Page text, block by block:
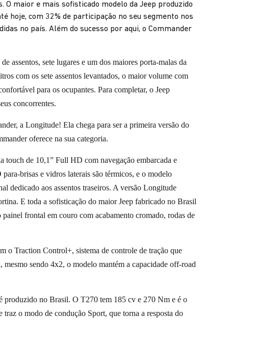
O maior e mais sofisticado modelo da Jeep produzido
hoje, com 32% de participação no seu segmento nos
no país. Além do sucesso por aqui, o Commander
assentos, sete lugares e um dos maiores porta-malas da
com os sete assentos levantados, o maior volume com
para os ocupantes. Para completar, o Jeep
concorrentes.
a Longitude! Ela chega para ser a primeira versão do
oferece na sua categoria.
de 10,1” Full HD com navegação embarcada e
brisas e vidros laterais são térmicos, e o modelo
dedicado aos assentos traseiros. A versão Longitude
E toda a sofisticação do maior Jeep fabricado no Brasil
frontal em couro com acabamento cromado, rodas de
o Traction Control+, sistema de controle de tração que
sendo 4x2, o modelo mantém a capacidade off-road
produzido no Brasil. O T270 tem 185 cv e 270 Nm e é o
o modo de condução Sport, que torna a resposta do